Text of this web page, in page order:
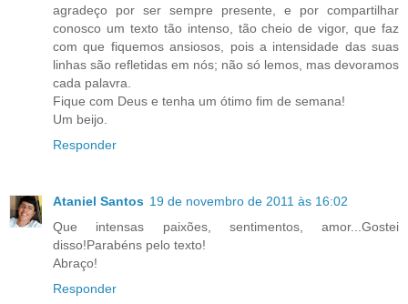
agradeço por ser sempre presente, e por compartilhar
conosco um texto tão intenso, tão cheio de vigor, que faz
com que fiquemos ansiosos, pois a intensidade das suas
linhas são refletidas em nós; não só lemos, mas devoramos
cada palavra.
Fique com Deus e tenha um ótimo fim de semana!
Um beijo.
Responder
Ataniel Santos 19 de novembro de 2011 às 16:02
Que intensas paixões, sentimentos, amor...Gostei
disso!Parabéns pelo texto!
Abraço!
Responder